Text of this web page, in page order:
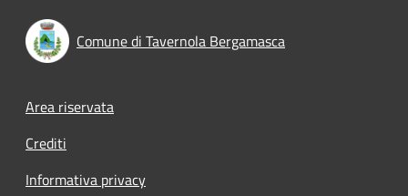
Comune di Tavernola Bergamasca
Footer menu
Area riservata
Crediti
Informativa privacy